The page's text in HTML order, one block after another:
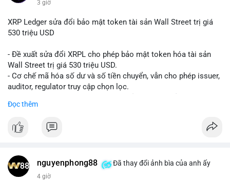
3 giờ
XRP Ledger sửa đổi bảo mật token tài sản Wall Street trị giá
530 triệu USD
- Đề xuất sửa đổi XRPL cho phép bảo mật token hóa tài sản
Wall Street trị giá 530 triệu USD.
- Cơ chế mã hóa số dư và số tiền chuyển, vẫn cho phép issuer,
auditor, regulator truy cập chọn lọc.
tài chính.
chức tài chính.
$xrp
Đọc thêm
nguyenphong88 Đã thay đổi ảnh bìa của anh ấy
4 giờ